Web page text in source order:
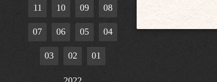
11
10 09 08
07 06 05 04
03 02 01